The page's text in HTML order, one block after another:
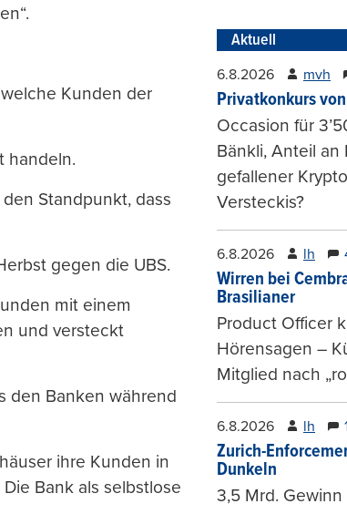
Kunden der
handeln.
Standpunkt, dass
gegen die UBS.
mit einem
und versteckt
den Banken während
ihre Kunden in
Bank als selbstlose
Aktuell
6.8.2026 mvh
Privatkonkurs
Occasion für
Bänkli, Anteil an
gefallener
Versteckis?
6.8.2026 lh
Wirren bei
Brasilianer
Product Officer
Hörensagen –
Mitglied nach
6.8.2026 lh
Zurich-
Dunkeln
3,5 Mrd. Gewinn